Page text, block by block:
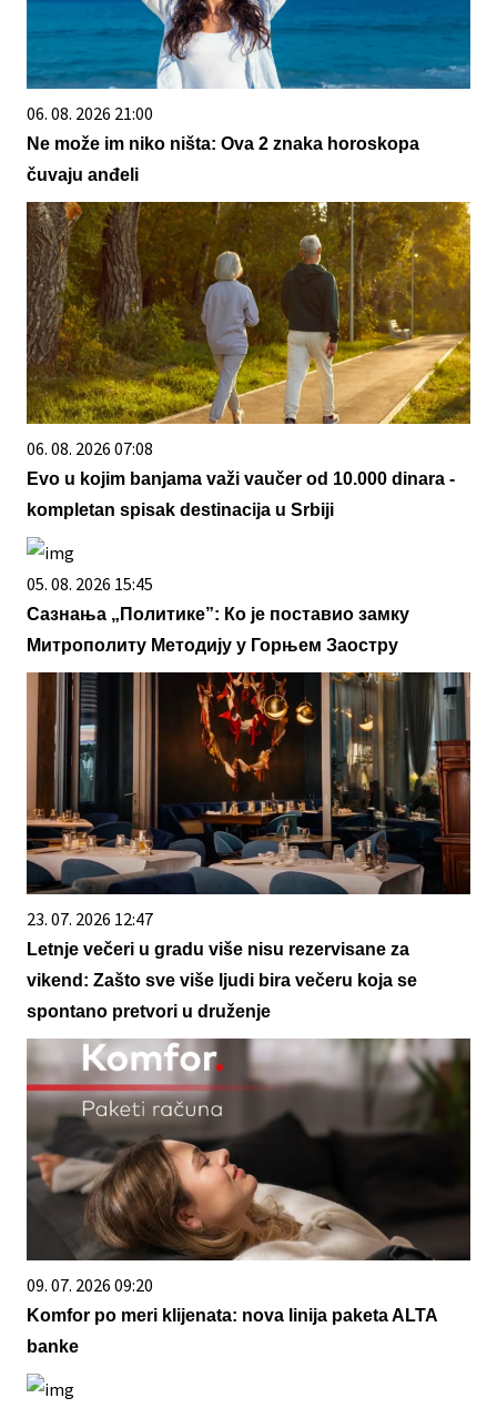
06. 08. 2026 21:00
Ne može im niko ništa: Ova 2 znaka horoskopa
čuvaju anđeli
06. 08. 2026 07:08
Evo u kojim banjama važi vaučer od 10.000 dinara -
kompletan spisak destinacija u Srbiji
05. 08. 2026 15:45
Сазнања „Политике”: Ко је поставио замку
Митрополиту Методију у Горњем Заостру
23. 07. 2026 12:47
Letnje večeri u gradu više nisu rezervisane za
vikend: Zašto sve više ljudi bira večeru koja se
spontano pretvori u druženje
09. 07. 2026 09:20
Komfor po meri klijenata: nova linija paketa ALTA
banke